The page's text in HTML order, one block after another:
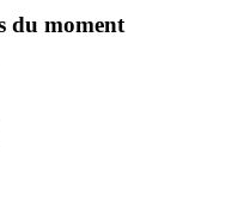
du moment